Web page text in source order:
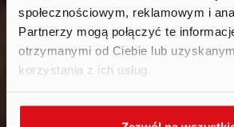
społecznościowym, reklamowym i
Partnerzy mogą połączyć te
otrzymanymi od Ciebie lub
korzystania z ich usług.